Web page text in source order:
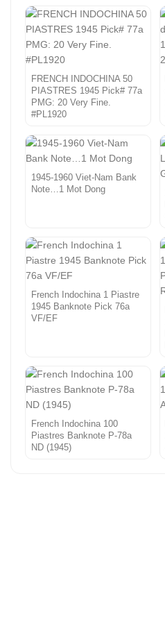
FRENCH INDOCHINA 50
PIASTRES 1945 Pick# 77a
PMG: 20 Very Fine.
#PL1920
1945-1960 Viet-Nam Bank
Note…1 Mot Dong
French Indochina 1 Piastre
1945 Banknote Pick 76a
VF/EF
French Indochina 100
Piastres Banknote P-78a
ND (1945)